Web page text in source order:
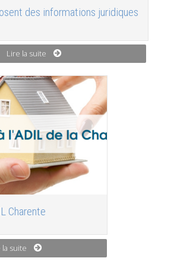
des informations juridiques
Lire la suite
Charente
la suite